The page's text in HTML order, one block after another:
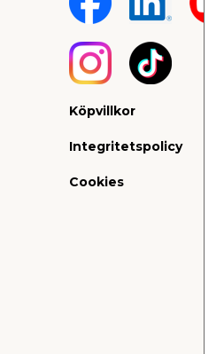
Köpvillkor
Integritetspolicy
Cookies